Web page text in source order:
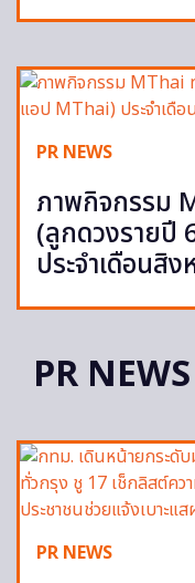
PR NEWS
ภาพกิจกรรม
(ลูกดวงรายปี
ประจำเดือนสิ
PR NEWS
PR NEWS